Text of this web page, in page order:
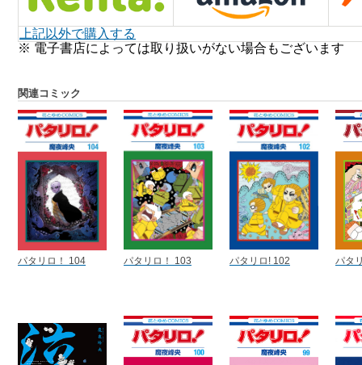
上記以外で購入する
※ 電子書店によっては取り扱いがない場合もございます
関連コミック
パタリロ！ 104 パタリロ！ 103 パタリロ! 102 パタ